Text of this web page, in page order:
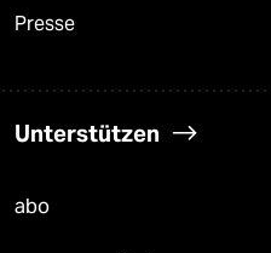
Presse
Unterstützen
abo